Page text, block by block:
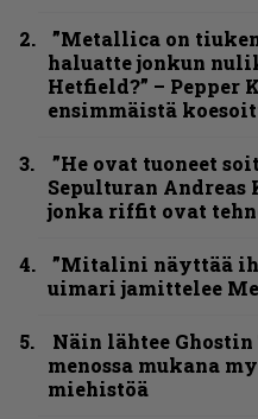
”Metallica on
haluatte jonkun
Hetfield?” – Pepper
ensimmäistä
”He ovat tuoneet
Sepulturan Andreas
jonka riffit ovat
”Mitalini näyttää
uimari jamittelee
Näin lähtee
menossa mukana
miehistöä